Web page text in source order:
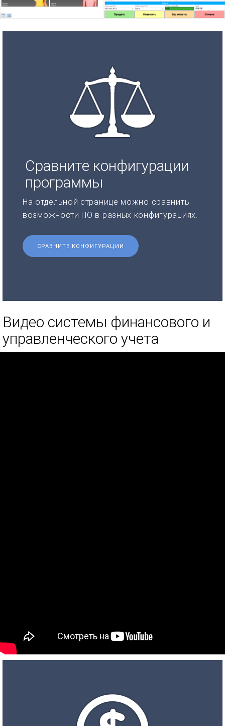
Сравните конфигурации
программы
На отдельной странице можно сравнить
возможности ПО в разных конфигурациях.
СРАВНИТЕ КОНФИГУРАЦИИ
Видео системы финансового и
управленческого учета